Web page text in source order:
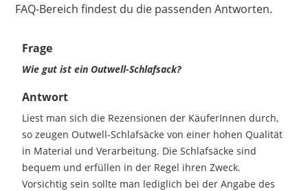
FAQ-Bereich findest du die passenden Antworten.
Frage
Wie gut ist ein Outwell-Schlafsack?
Antwort
Liest man sich die Rezensionen der KäuferInnen durch,
so zeugen Outwell-Schlafsäcke von einer hohen Qualität
in Material und Verarbeitung. Die Schlafsäcke sind
bequem und erfüllen in der Regel ihren Zweck.
Vorsichtig sein sollte man lediglich bei der Angabe des